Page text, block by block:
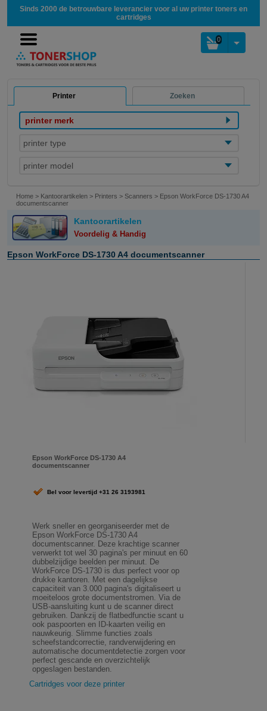
Sinds 2000 de betrouwbare leverancier voor al uw printer toners en
cartridges
0
Printer Zoeken
printer merk
printer type
printer model
Home > Kantoorartikelen > Printers > Scanners > Epson WorkForce DS-1730 A4
documentscanner
Kantoorartikelen
Voordelig & Handig
Epson WorkForce DS-1730 A4 documentscanner
Epson WorkForce DS-1730 A4
documentscanner
Bel voor levertijd +31 26 3193981
Werk sneller en georganiseerder met de
Epson WorkForce DS-1730 A4
documentscanner. Deze krachtige scanner
verwerkt tot wel 30 pagina's per minuut en 60
dubbelzijdige beelden per minuut. De
WorkForce DS-1730 is dus perfect voor op
drukke kantoren. Met een dagelijkse
capaciteit van 3.000 pagina's digitaliseert u
moeiteloos grote documentstromen. Via de
USB-aansluiting kunt u de scanner direct
gebruiken. Dankzij de flatbedfunctie scant u
ook paspoorten en ID-kaarten veilig en
nauwkeurig. Slimme functies zoals
scheefstandcorrectie, randverwijdering en
automatische documentdetectie zorgen voor
perfect gescande en overzichtelijk
opgeslagen bestanden.
Cartridges voor deze printer